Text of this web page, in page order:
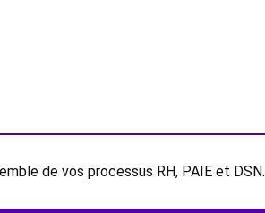
de vos processus RH, PAIE et DSN.